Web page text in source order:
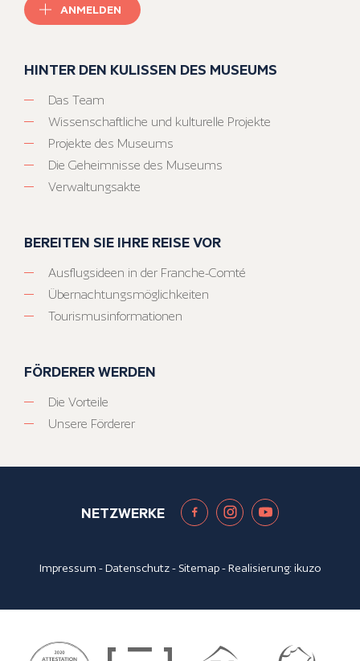
ANMELDEN
HINTER DEN KULISSEN DES MUSEUMS
Das Team
Wissenschaftliche und kulturelle Projekte
Projekte des Museums
Die Geheimnisse des Museums
Verwaltungsakte
BEREITEN SIE IHRE REISE VOR
Ausflugsideen in der Franche-Comté
Übernachtungsmöglichkeiten
Tourismusinformationen
FÖRDERER WERDEN
Die Vorteile
Unsere Förderer
NETZWERKE
Impressum -Datenschutz- Sitemap- Realisierung:ikuzo